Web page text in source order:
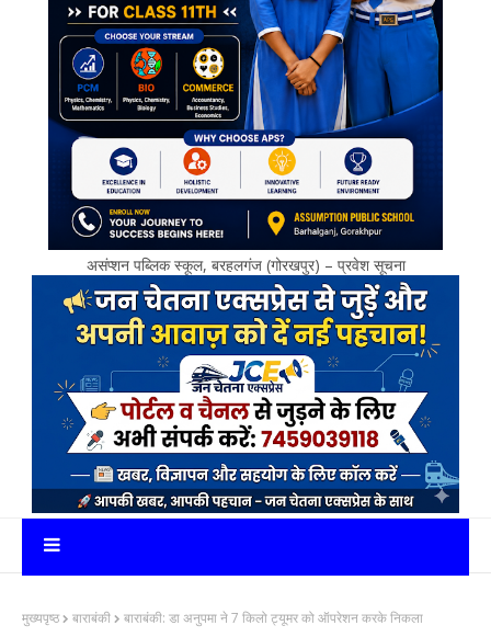
असंप्शन पब्लिक स्कूल, बरहलगंज (गोरखपुर) – प्रवेश सूचना
मुख्यपृष्ठ बाराबंकी बाराबंकी: डा अनुपमा ने 7 किलो ट्यूमर को ऑपरेशन करके निकला